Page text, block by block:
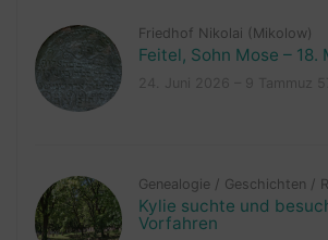
Friedhof Nikolai (Mikolow)
Feitel, Sohn Mose – 18.
Genealogie / Geschichten /
Kylie suchte und
Vorfahren